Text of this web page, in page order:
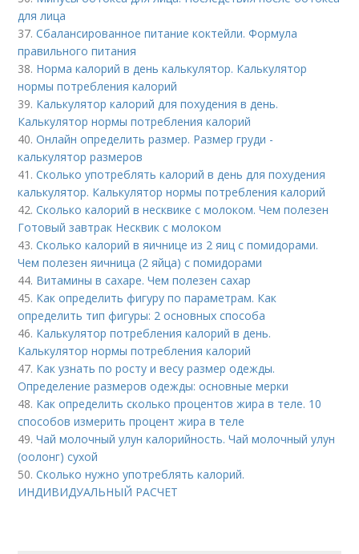
для лица
37.Сбалансированное питание коктейли. Формула
правильного питания
38. Норма калорий в день калькулятор. Калькулятор
нормы потребления калорий
39. Калькулятор калорий для похудения в день.
Калькулятор нормы потребления калорий
40.Онлайн определить размер. Размер груди -
калькулятор размеров
41.Сколько употреблять калорий в день для похудения
калькулятор. Калькулятор нормы потребления калорий
42.Сколько калорий в несквике с молоком. Чем полезен
Готовый завтрак Несквик с молоком
43.Сколько калорий в яичнице из 2 яиц с помидорами.
Чем полезен яичница (2 яйца) с помидорами
44. Витамины в сахаре. Чем полезен сахар
45. Как определить фигуру по параметрам. Как
определить тип фигуры: 2 основных способа
46. Калькулятор потребления калорий в день.
Калькулятор нормы потребления калорий
47. Как узнать по росту и весу размер одежды.
Определение размеров одежды: основные мерки
48. Как определить сколько процентов жира в теле. 10
способов измерить процент жира в теле
49.Чай молочный улун калорийность. Чай молочный улун
(оолонг) сухой
50.Сколько нужно употреблять калорий.
ИНДИВИДУАЛЬНЫЙ РАСЧЕТ